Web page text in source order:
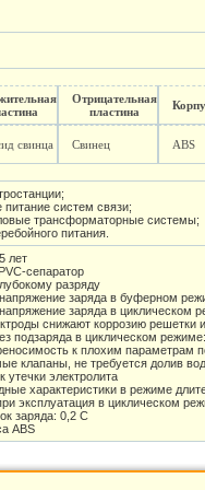
Отрицательная
пластина
свинца Свинец ABS
питание систем связи;
трансформаторные системы;
питания.
лет
сепаратор
разряду
заряда в буферном
заряда в циклическом
снижают коррозию решетки
подзаряда в циклическом
к плохим параметрам
клапаны, не требуется долив
утечки электролита
характеристики в режиме
эксплуатация в циклическом
заряда: 0,2 С
ABS